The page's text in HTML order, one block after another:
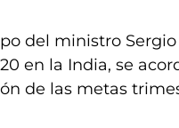
del ministro Sergio
en la India, se
de las metas